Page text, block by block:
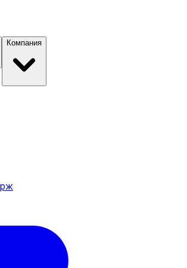
Компания